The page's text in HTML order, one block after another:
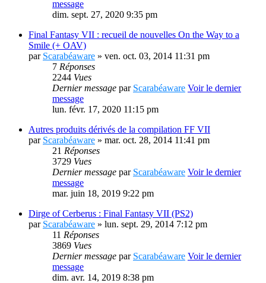
message
dim. sept. 27, 2020 9:35 pm
Final Fantasy VII : recueil de nouvelles On the Way to a
Smile (+ OAV)
par Scarabéaware » ven. oct. 03, 2014 11:31 pm
7 Réponses
2244 Vues
Dernier message par Scarabéaware Voir le dernier
message
lun. févr. 17, 2020 11:15 pm
Autres produits dérivés de la compilation FF VII
par Scarabéaware » mar. oct. 28, 2014 11:41 pm
21 Réponses
3729 Vues
Dernier message par Scarabéaware Voir le dernier
message
mar. juin 18, 2019 9:22 pm
Dirge of Cerberus : Final Fantasy VII (PS2)
par Scarabéaware » lun. sept. 29, 2014 7:12 pm
11 Réponses
3869 Vues
Dernier message par Scarabéaware Voir le dernier
message
dim. avr. 14, 2019 8:38 pm